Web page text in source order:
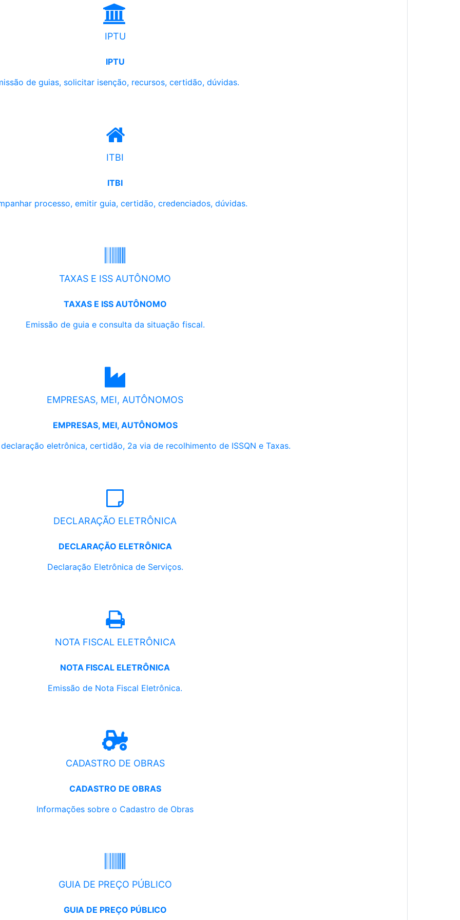
IPTU
IPTU
de guias, solicitar isenção, recursos, certidão, dúvidas.
ITBI
ITBI
processo, emitir guia, certidão, credenciados, dúvidas.
TAXAS E ISS AUTÔNOMO
TAXAS E ISS AUTÔNOMO
Emissão de guia e consulta da situação fiscal.
EMPRESAS, MEI, AUTÔNOMOS
EMPRESAS, MEI, AUTÔNOMOS
eletrônica, certidão, 2a via de recolhimento de ISSQN e Taxas.
DECLARAÇÃO ELETRÔNICA
DECLARAÇÃO ELETRÔNICA
Declaração Eletrônica de Serviços.
NOTA FISCAL ELETRÔNICA
NOTA FISCAL ELETRÔNICA
Emissão de Nota Fiscal Eletrônica.
CADASTRO DE OBRAS
CADASTRO DE OBRAS
Informações sobre o Cadastro de Obras
GUIA DE PREÇO PÚBLICO
GUIA DE PREÇO PÚBLICO